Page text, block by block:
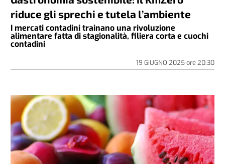
riduce gli sprechi e tutela l’ambiente
I mercati contadini trainano una rivoluzione
alimentare fatta di stagionalità, filiera corta e cuochi
contadini
19 GIUGNO 2025ore 20:30